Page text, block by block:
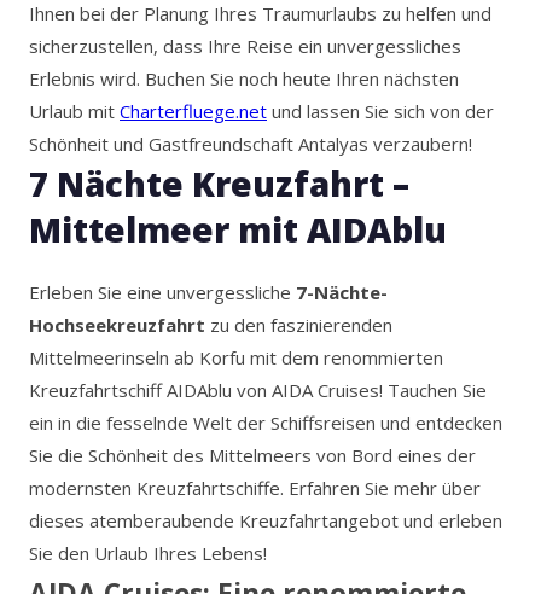
Ihnen bei der Planung Ihres Traumurlaubs zu helfen und
sicherzustellen, dass Ihre Reise ein unvergessliches
Erlebnis wird. Buchen Sie noch heute Ihren nächsten
Urlaub mit Charterfluege.net und lassen Sie sich von der
Schönheit und Gastfreundschaft Antalyas verzaubern!
7 Nächte Kreuzfahrt –
Mittelmeer mit AIDAblu
Erleben Sie eine unvergessliche 7-Nächte-
Hochseekreuzfahrt zu den faszinierenden
Mittelmeerinseln ab Korfu mit dem renommierten
Kreuzfahrtschiff AIDAblu von AIDA Cruises! Tauchen Sie
ein in die fesselnde Welt der Schiffsreisen und entdecken
Sie die Schönheit des Mittelmeers von Bord eines der
modernsten Kreuzfahrtschiffe. Erfahren Sie mehr über
dieses atemberaubende Kreuzfahrtangebot und erleben
Sie den Urlaub Ihres Lebens!